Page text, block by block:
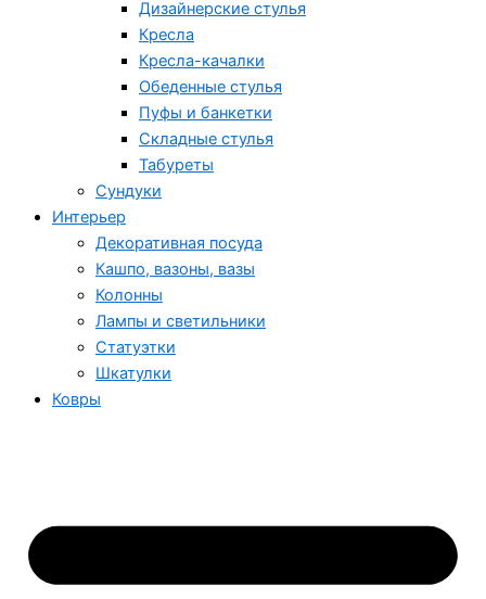
Дизайнерские стулья
Кресла
Кресла-качалки
Обеденные стулья
Пуфы и банкетки
Складные стулья
Табуреты
Сундуки
Интерьер
Декоративная посуда
Кашпо, вазоны, вазы
Колонны
Лампы и светильники
Статуэтки
Шкатулки
Ковры